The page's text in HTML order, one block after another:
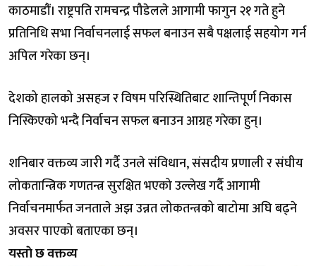
काठमाडौं। राष्ट्रपति रामचन्द्र पौडेलले आगामी फागुन २१ गते हुने
प्रतिनिधि सभा निर्वाचनलाई सफल बनाउन सबै पक्षलाई सहयोग गर्न
अपिल गरेका छन्।
देशको हालको असहज र विषम परिस्थितिबाट शान्तिपूर्ण निकास
निस्किएको भन्दै निर्वाचन सफल बनाउन आग्रह गरेका हुन्।
शनिबार वक्तव्य जारी गर्दै उनले संविधान, संसदीय प्रणाली र संघीय
लोकतान्त्रिक गणतन्त्र सुरक्षित भएको उल्लेख गर्दै आगामी
निर्वाचनमार्फत जनताले अझ उन्नत लोकतन्त्रको बाटोमा अघि बढ्ने
अवसर पाएको बताएका छन्।
यस्ताे छ वक्तव्य